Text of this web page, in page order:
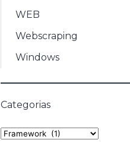
WEB
Webscraping
Windows
Categorias
Categories